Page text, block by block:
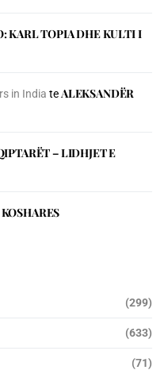
KARL TOPIA DHE KULTI I
in India teALEKSANDËR
– LIDHJET E
(299)
(633)
(71)